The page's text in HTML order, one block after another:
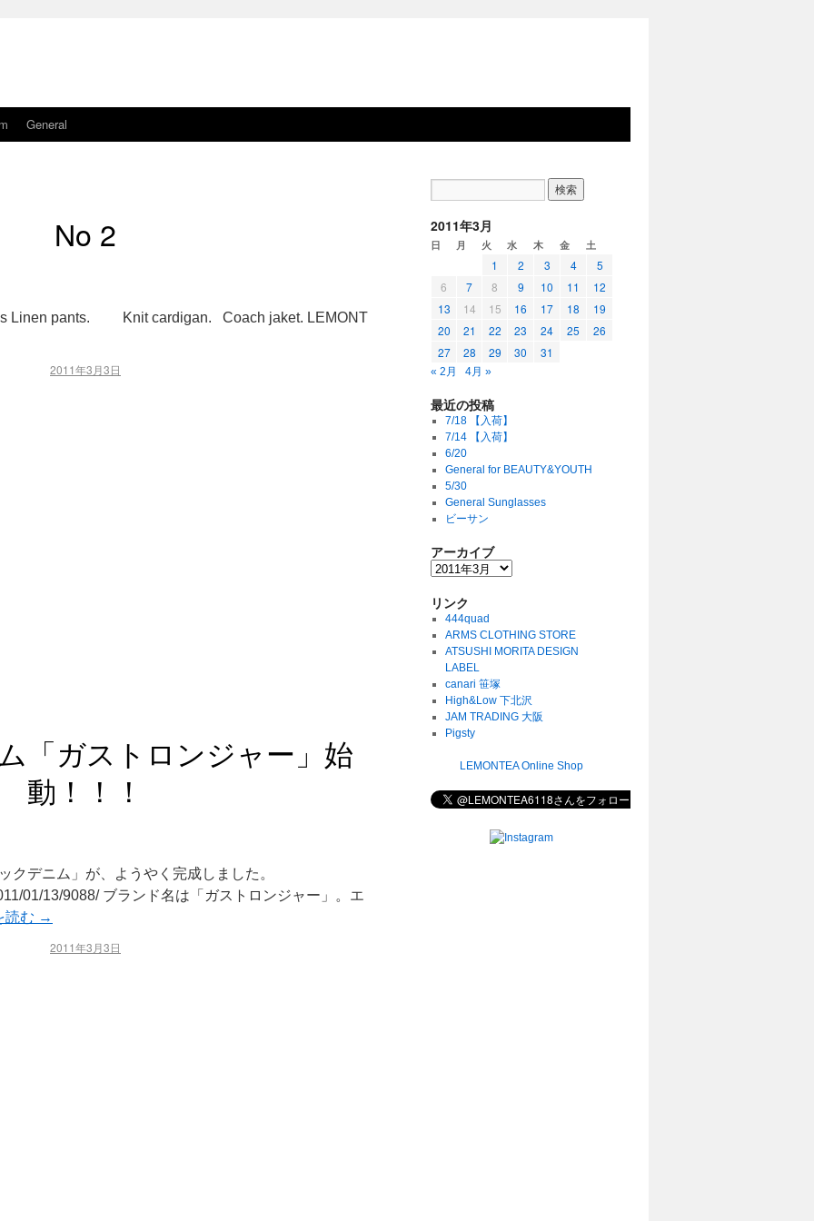
General
No 2
Knit cardigan. Coach jaket. LEMONT
2011年3月3日
「ガストロンジャー」始
動！！！
クデニム」が、ようやく完成しました。
01/13/9088/ ブランド名は「ガストロンジャー」。エ
読む →
2011年3月3日
2011年3月
日 月 火 水 木 金 土
1 2 3 4
5
6
7 8 9 10 11
12
13
14 15 16 17 18
19
20
21 22 23 24 25
26
27
28 29 30 31
« 2月 4月 »
最近の投稿
7/18 【入荷】
7/14 【入荷】
6/20
General for BEAUTY&YOUTH
5/30
General Sunglasses
ビーサン
アーカイブ
リンク
444quad
ARMS CLOTHING STORE
ATSUSHI MORITA DESIGN
LABEL
canari 笹塚
High&Low 下北沢
JAM TRADING 大阪
Pigsty
LEMONTEA Online Shop